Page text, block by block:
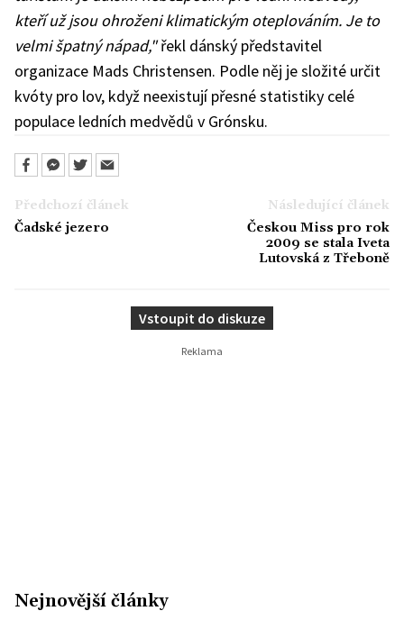
kteří už jsou ohroženi klimatickým oteplováním. Je to
velmi špatný nápad,"řekl dánský představitel
organizace Mads Christensen. Podle něj je složité určit
kvóty pro lov, když neexistují přesné statistiky celé
populace ledních medvědů v Grónsku.
Předchozí článek
Čadské jezero
Následující článek
Českou Miss pro rok
2009 se stala Iveta
Lutovská z Třeboně
Vstoupit do diskuze
Nejnovější články